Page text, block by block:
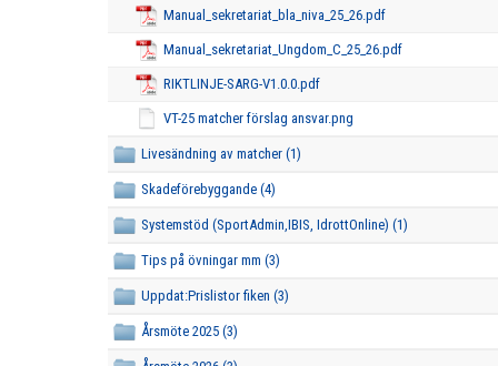
Manual_sekretariat_bla_niva_25_26.pdf
Manual_sekretariat_Ungdom_C_25_26.pdf
RIKTLINJE-SARG-V1.0.0.pdf
VT-25 matcher förslag ansvar.png
Livesändning av matcher (1)
Skadeförebyggande (4)
Systemstöd (SportAdmin,IBIS, IdrottOnline) (1)
Tips på övningar mm (3)
Uppdat:Prislistor fiken (3)
Årsmöte 2025 (3)